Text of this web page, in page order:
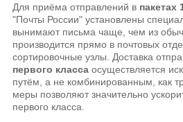
Для приёма отправлений в пакетах
"Почты России" установлены
вынимают письма чаще, чем из
производится прямо в почтовых
сортировочные узлы. Доставка
первого класса осуществляется
путём, а не комбинированным, как
меры позволяют значительно
первого класса.